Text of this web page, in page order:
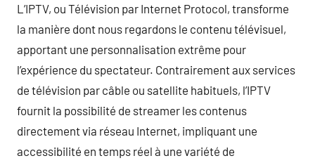
L’IPTV, ou Télévision par Internet Protocol, transforme
la manière dont nous regardons le contenu télévisuel,
apportant une personnalisation extrême pour
l’expérience du spectateur. Contrairement aux services
de télévision par câble ou satellite habituels, l’IPTV
fournit la possibilité de streamer les contenus
directement via réseau Internet, impliquant une
accessibilité en temps réel à une variété de